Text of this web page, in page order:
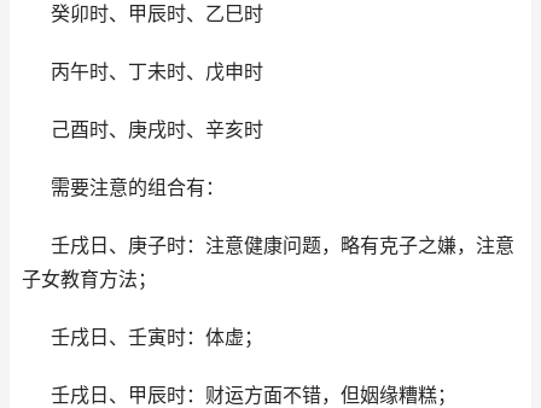
癸卯时、甲辰时、乙巳时
丙午时、丁未时、戊申时
己酉时、庚戌时、辛亥时
需要注意的组合有：
壬戌日、庚子时：注意健康问题，略有克子之嫌，注意
子女教育方法；
壬戌日、壬寅时：体虚；
壬戌日、甲辰时：财运方面不错，但姻缘糟糕；